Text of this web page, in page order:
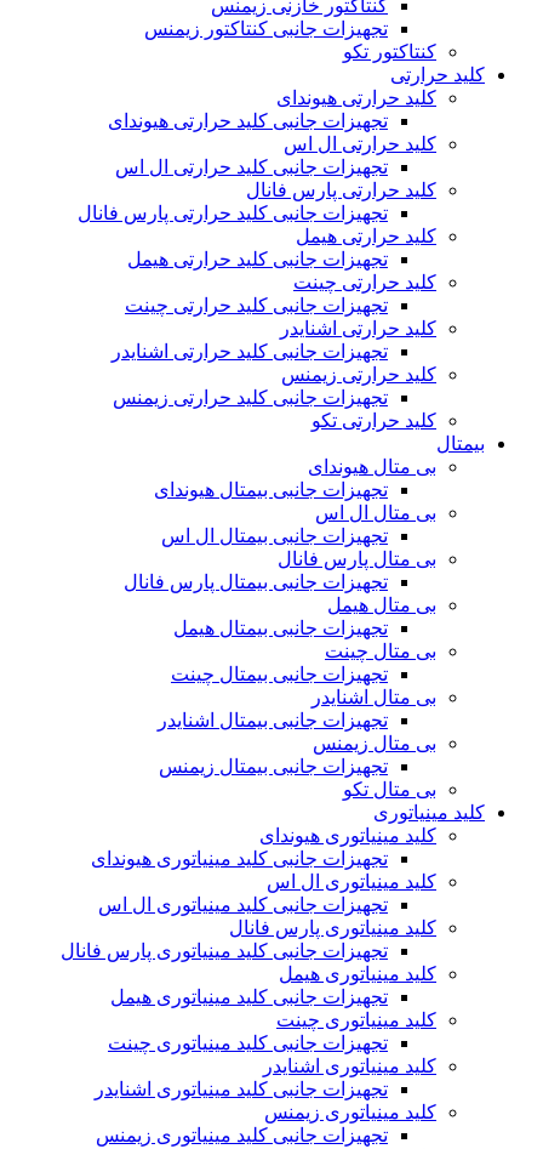
کنتاکتور خازنی زیمنس
تجهیزات جانبی کنتاکتور زیمنس
کنتاکتور تکو
کلید حرارتی
کلید حرارتی هیوندای
تجهیزات جانبی کلید حرارتی هیوندای
کلید حرارتی ال اس
تجهیزات جانبی کلید حرارتی ال اس
کلید حرارتی پارس فانال
تجهیزات جانبی کلید حرارتی پارس فانال
کلید حرارتی هیمل
تجهیزات جانبی کلید حرارتی هیمل
کلید حرارتی چینت
تجهیزات جانبی کلید حرارتی چینت
کلید حرارتی اشنایدر
تجهیزات جانبی کلید حرارتی اشنایدر
کلید حرارتی زیمنس
تجهیزات جانبی کلید حرارتی زیمنس
کلید حرارتی تکو
بیمتال
بی متال هیوندای
تجهیزات جانبی بیمتال هیوندای
بی متال ال اس
تجهیزات جانبی بیمتال ال اس
بی متال پارس فانال
تجهیزات جانبی بیمتال پارس فانال
بی متال هیمل
تجهیزات جانبی بیمتال هیمل
بی متال چینت
تجهیزات جانبی بیمتال چینت
بی متال اشنایدر
تجهیزات جانبی بیمتال اشنایدر
بی متال زیمنس
تجهیزات جانبی بیمتال زیمنس
بی متال تکو
کلید مینیاتوری
کلید مینیاتوری هیوندای
تجهیزات جانبی کلید مینیاتوری هیوندای
کلید مینیاتوری ال اس
تجهیزات جانبی کلید مینیاتوری ال اس
کلید مینیاتوری پارس فانال
تجهیزات جانبی کلید مینیاتوری پارس فانال
کلید مینیاتوری هیمل
تجهیزات جانبی کلید مینیاتوری هیمل
کلید مینیاتوری چینت
تجهیزات جانبی کلید مینیاتوری چینت
کلید مینیاتوری اشنایدر
تجهیزات جانبی کلید مینیاتوری اشنایدر
کلید مینیاتوری زیمنس
تجهیزات جانبی کلید مینیاتوری زیمنس